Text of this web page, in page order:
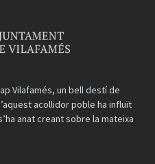
Vilafamés, un bell destí de
acollidor poble ha influït
anat creant sobre la mateixa